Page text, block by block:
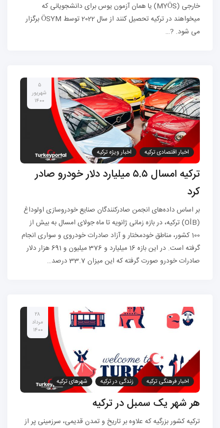
خارجی (MYÖS) یا همان آزمون یوس برای دانشجویانی که
میخواهند در ترکیه تحصیل کنند از سال 2022 توسط ÖSYM برگزار
می شود. ?…
۵
شهریور
۱۴۰۰
اخبار اقتصادی ترکیه اخبار ویژه ترکیه
ترکیه امسال ۵.۵ میلیارد دلار خودرو صادر
کرد
بر اساس داده‌های انجمن صادرکنندگان صنایع خودروسازی اولوداغ
(OİB) ترکیه، در بازه زمانی ژانویه تا ماه جولای امسال به بیش از
100 کشور، مناطق خودمختار و آزاد صادرات خودروی و سواری انجام
گرفته‌ است. در این بازه 16 میلیارد و 376 میلیون و 691 هزار دلار
صادرات خودرو صورت گرفته که این میزان 33.7 درصد…
۲۸
مرداد
۱۴۰۰
اخبار فرهنگی ترکیه زندگی در ترکیه شهرهای ترکیه
هر شهر یک سمبل در ترکیه
ترکیه کشور بزرگیه که علاوه بر تاریخ و تمدن قدیمی، سرزمینی پر از